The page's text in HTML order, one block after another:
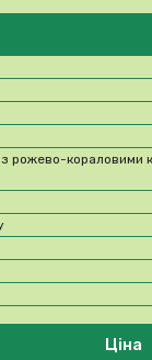
рожево-кораловими
Ціна